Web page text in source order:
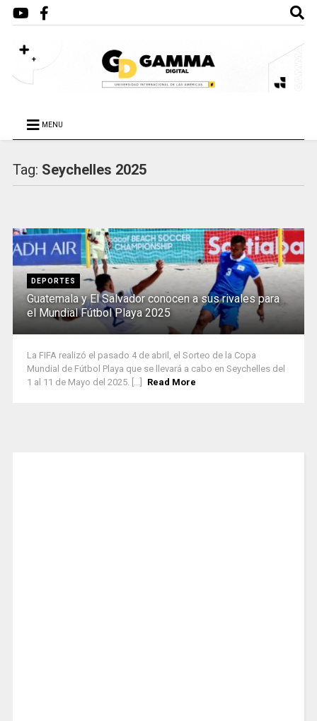
MENU
Tag: Seychelles 2025
DEPORTES
Guatemala y El Salvador conocen a sus rivales para
el Mundial Fútbol Playa 2025
La FIFA realizó el pasado 4 de abril, el Sorteo de la Copa
Mundial de Fútbol Playa que se llevará a cabo en Seychelles del
1 al 11 de Mayo del 2025. [...]
Read More